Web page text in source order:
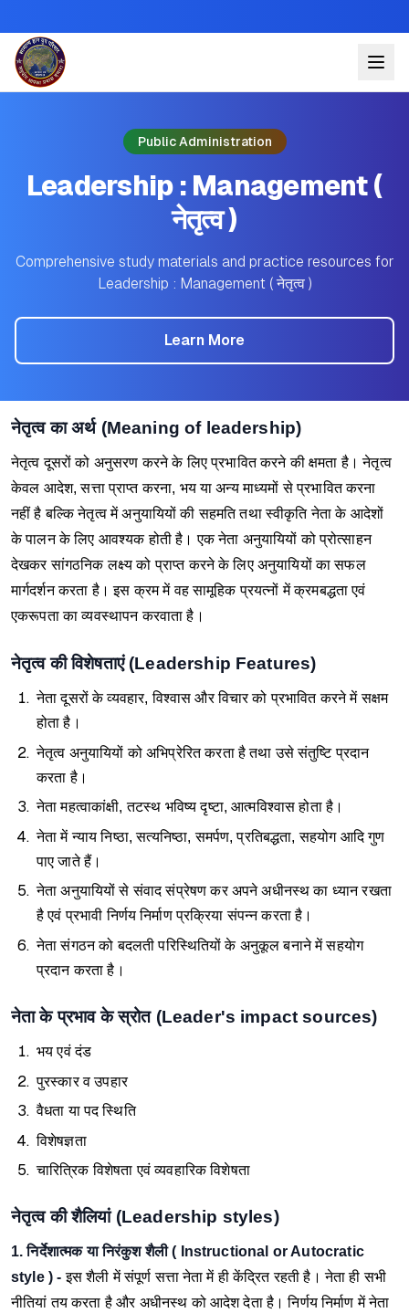
Public Administration
Leadership : Management (
नेतृत्व )
Comprehensive study materials and practice resources for
Leadership : Management ( नेतृत्व )
Learn More
नेतृत्व का अर्थ (Meaning of leadership)
नेतृत्व दूसरों को अनुसरण करने के लिए प्रभावित करने की क्षमता है। नेतृत्व
केवल आदेश, सत्ता प्राप्त करना, भय या अन्य माध्यमों से प्रभावित करना
नहीं है बल्कि नेतृत्व में अनुयायियों की सहमति तथा स्वीकृति नेता के आदेशों
के पालन के लिए आवश्यक होती है। एक नेता अनुयायियों को प्रोत्साहन
देखकर सांगठनिक लक्ष्य को प्राप्त करने के लिए अनुयायियों का सफल
मार्गदर्शन करता है। इस क्रम में वह सामूहिक प्रयत्नों में क्रमबद्धता एवं
एकरूपता का व्यवस्थापन करवाता है।
नेतृत्व की विशेषताएं (Leadership Features)
नेता दूसरों के व्यवहार, विश्वास और विचार को प्रभावित करने में सक्षम
होता है।
नेतृत्व अनुयायियों को अभिप्रेरित करता है तथा उसे संतुष्टि प्रदान
करता है।
नेता महत्वाकांक्षी, तटस्थ भविष्य दृष्टा, आत्मविश्वास होता है।
नेता में न्याय निष्ठा, सत्यनिष्ठा, समर्पण, प्रतिबद्धता, सहयोग आदि गुण
पाए जाते हैं।
नेता अनुयायियों से संवाद संप्रेषण कर अपने अधीनस्थ का ध्यान रखता
है एवं प्रभावी निर्णय निर्माण प्रक्रिया संपन्न करता है।
नेता संगठन को बदलती परिस्थितियों के अनुकूल बनाने में सहयोग
प्रदान करता है।
नेता के प्रभाव के स्रोत (Leader's impact sources)
भय एवं दंड
पुरस्कार व उपहार
वैधता या पद स्थिति
विशेषज्ञता
चारित्रिक विशेषता एवं व्यवहारिक विशेषता
नेतृत्व की शैलियां (Leadership styles)
1. निर्देशात्मक या निरंकुश शैली ( Instructional or Autocratic
style ) - इस शैली में संपूर्ण सत्ता नेता में ही केंद्रित रहती है। नेता ही सभी
नीतियां तय करता है और अधीनस्थ को आदेश देता है। निर्णय निर्माण में नेता